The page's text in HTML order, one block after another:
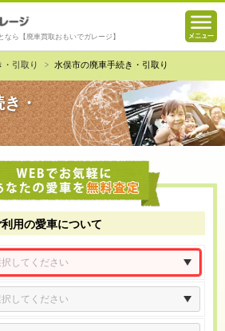
ら【廃車買取おもいでガレージ】
・引取り 水俣市の廃車手続き・引取り
き・
利用の愛車について